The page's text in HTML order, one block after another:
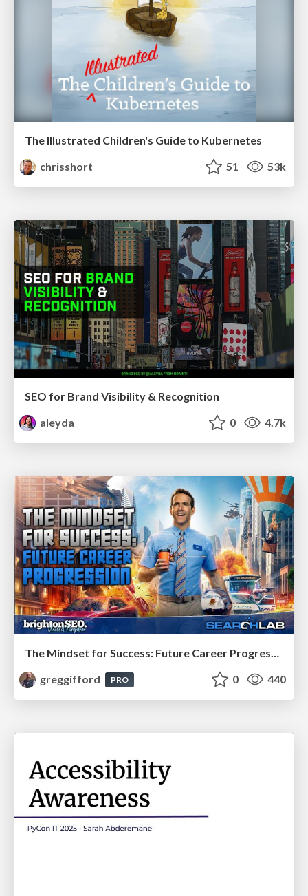
The Illustrated Children's Guide to Kubernetes
chrisshort
51 53k
SEO for Brand Visibility & Recognition
aleyda
0 4.7k
The Mindset for Success: Future Career Progression
greggifford
PRO 0 440